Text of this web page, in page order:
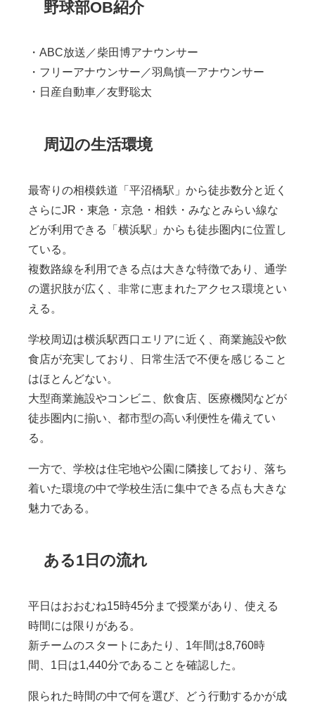
野球部OB紹介
・ABC放送／柴田博アナウンサー
・フリーアナウンサー／羽鳥慎一アナウンサー
・日産自動車／友野聡太
周辺の生活環境
最寄りの相模鉄道「平沼橋駅」から徒歩数分と近く
さらにJR・東急・京急・相鉄・みなとみらい線な
どが利用できる「横浜駅」からも徒歩圏内に位置し
ている。
複数路線を利用できる点は大きな特徴であり、通学
の選択肢が広く、非常に恵まれたアクセス環境とい
える。
学校周辺は横浜駅西口エリアに近く、商業施設や飲
食店が充実しており、日常生活で不便を感じること
はほとんどない。
大型商業施設やコンビニ、飲食店、医療機関などが
徒歩圏内に揃い、都市型の高い利便性を備えてい
る。
一方で、学校は住宅地や公園に隣接しており、落ち
着いた環境の中で学校生活に集中できる点も大きな
魅力である。
ある1日の流れ
平日はおおむね15時45分まで授業があり、使える
時間には限りがある。
新チームのスタートにあたり、1年間は8,760時
間、1日は1,440分であることを確認した。
限られた時間の中で何を選び、どう行動するかが成